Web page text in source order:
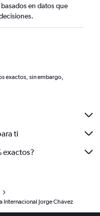
en datos que
exactos, sin embargo,
ti
exactos?
Internacional Jorge Chávez